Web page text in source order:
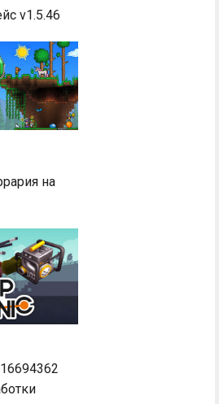
v1.5.46
на